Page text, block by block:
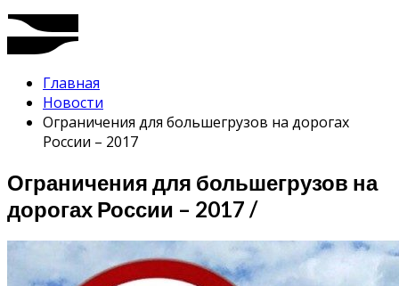
Главная
Новости
Ограничения для большегрузов на дорогах
России – 2017
Ограничения для большегрузов на
дорогах России – 2017 /